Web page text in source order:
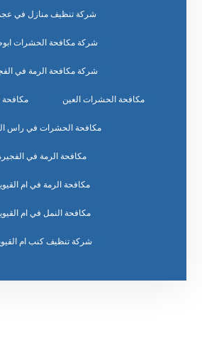
شركة تنظيف منازل في
شركة مكافحة الحشرات
شركة مكافحة الرمة في
مكافحة الحشرات العين
مكافحة الحشرات في راس
مكافحة الرمة في
مكافحة الرمة في ام
مكافحة النمل في ام